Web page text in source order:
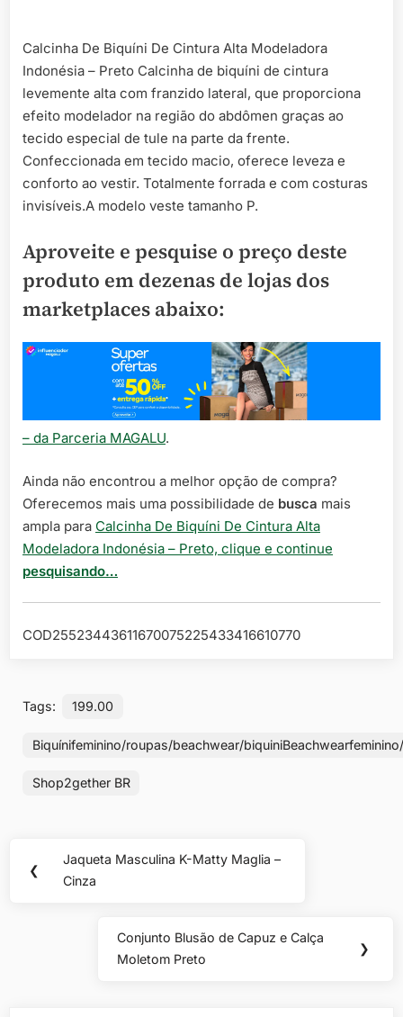
Calcinha De Biquíni De Cintura Alta Modeladora
Indonésia – Preto Calcinha de biquíni de cintura
levemente alta com franzido lateral, que proporciona
efeito modelador na região do abdômen graças ao
tecido especial de tule na parte da frente.
Confeccionada em tecido macio, oferece leveza e
conforto ao vestir. Totalmente forrada e com costuras
invisíveis.A modelo veste tamanho P.
Aproveite e pesquise o preço deste
produto em dezenas de lojas dos
marketplaces abaixo:
– da Parceria MAGALU.
Ainda não encontrou a melhor opção de compra?
Oferecemos mais uma possibilidade de busca mais
ampla para Calcinha De Biquíni De Cintura Alta
Modeladora Indonésia – Preto, clique e continue
pesquisando…
COD25523443611670075225433416610770
Tags: 199.00
Biquínifeminino/roupas/beachwear/
Shop2gether BR
Navegação
de
❮
Previous
Post:
Jaqueta Masculina K-Matty Maglia –
Cinza
Next
Post:
Conjunto Blusão de Capuz e Calça
Moletom Preto
❯